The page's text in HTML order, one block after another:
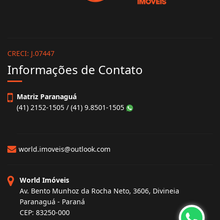
CRECI: J.07447
Informações de Contato
Matriz Paranaguá
(41) 2152-1505 / (41) 9.8501-1505
world.imoveis@outlook.com
World Imóveis
Av. Bento Munhoz da Rocha Neto, 3606, Divineia
Paranaguá - Paraná
CEP: 83250-000